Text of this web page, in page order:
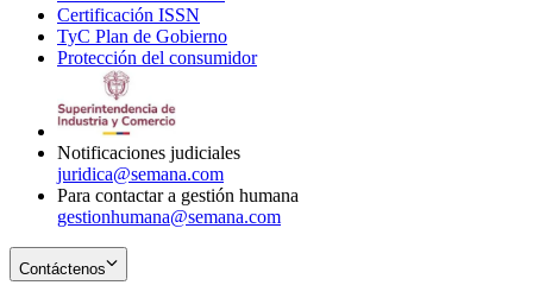
new
window
Certificación ISSN
in
new
TyC Plan de Gobierno
in
Protección del consumidorOpens
Notificaciones judiciales
juridica@semana.com
Para contactar a gestión humana
gestionhumana@semana.com
Contáctenos